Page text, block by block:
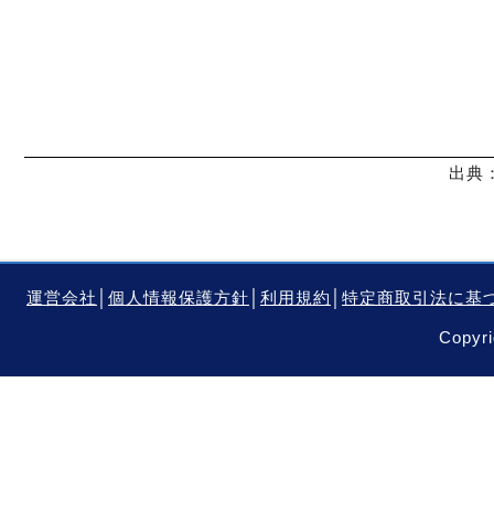
出典
運営会社 個人情報保護方針 利用規約 特定商取引法に基